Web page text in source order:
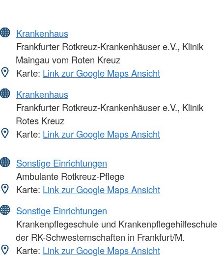
Krankenhaus
Frankfurter Rotkreuz-Krankenhäuser e.V., Klinik
Maingau vom Roten Kreuz
Karte: Link zur Google Maps Ansicht
Krankenhaus
Frankfurter Rotkreuz-Krankenhäuser e.V., Klinik
Rotes Kreuz
Karte: Link zur Google Maps Ansicht
Sonstige Einrichtungen
Ambulante Rotkreuz-Pflege
Karte: Link zur Google Maps Ansicht
Sonstige Einrichtungen
Krankenpflegeschule und Krankenpflegehilfeschule
der RK-Schwesternschaften in Frankfurt/M.
Karte: Link zur Google Maps Ansicht